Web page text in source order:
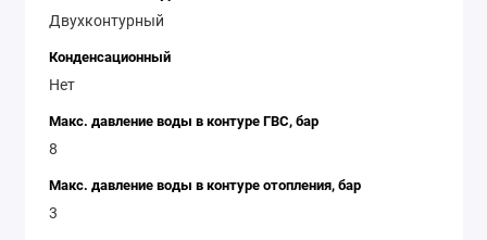
Двухконтурный
Конденсационный
Нет
Макс. давление воды в контуре ГВС, бар
8
Макс. давление воды в контуре отопления, бар
3